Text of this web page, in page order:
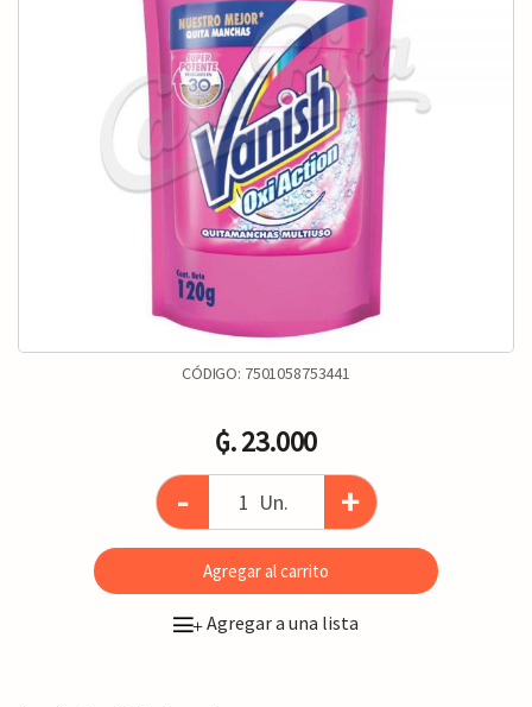
CÓDIGO: 7501058753441
₲. 23.000
- Un. +
Agregar al carrito
+Agregar a una lista